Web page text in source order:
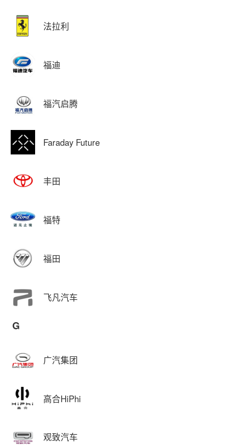
法拉利
福迪
福汽启腾
Faraday Future
丰田
福特
福田
飞凡汽车
G
广汽集团
高合HiPhi
观致汽车